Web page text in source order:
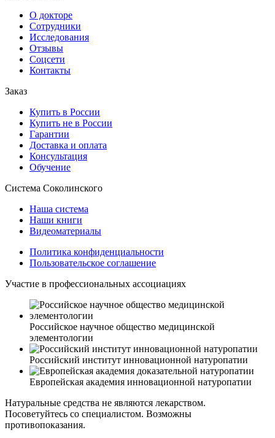
О докторе
Сотрудники
Исследования
Отзывы
Соцсети
Контакты
Заказ
Купить в России
Купить не в России
Гарантии
Доставка и оплата
Консультация
Обучение
Система Соколинского
Наша система
Наши книги
Видеоматериалы
Политика конфиденциальности
Пользовательское соглашение
Участие в профессиональных ассоциациях
Российское научное общество медицинской
элементологии
Российский институт инновационной натуропатии
Европейская академия инновационной натуропатии
Натуральные средства не являются лекарством.
Посоветуйтесь со специалистом. Возможны
противопоказания.